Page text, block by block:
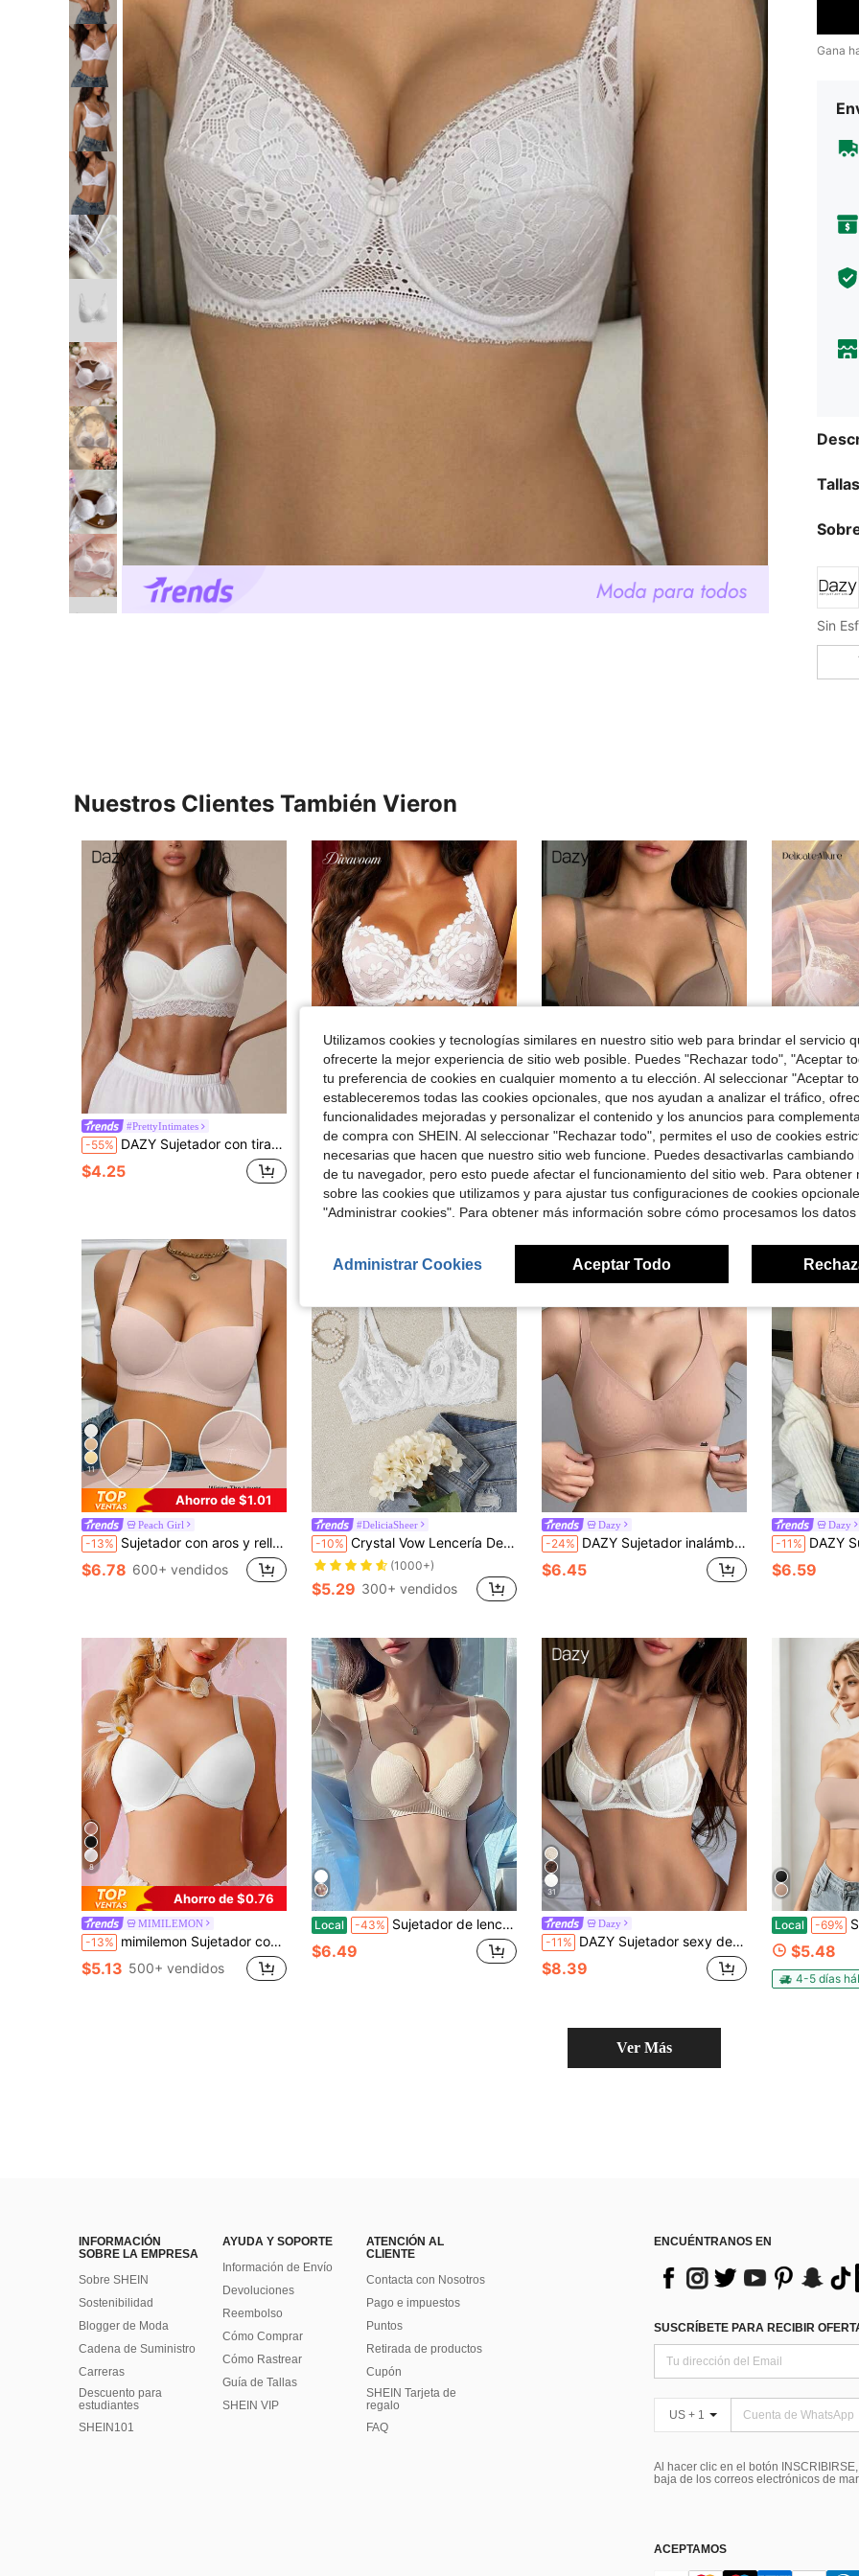
Gana
Nuestros Clientes También Vieron
#PrettyIntimates
-55% DAZY Sujetador con tirantes de espagueti ajustable, con encaje y parches, con un ligero efecto push-up para mujeres
$4.25
-11% Divavoom 1 pieza Sujetador romántico de encaje floral francés con aros, relleno y tirantes ajustables para mujer, para cita nocturna
$7.29 90+ vendidos
-10% DAZY Sujetador push-up super realzante para mujer, diseñado para copa pequeña con efecto de busto talla grande grande
$9.39
con cupón
15
-11% DelicateAllure
#4 Más
#4 Más
#4 Más
#4 Más
$5.89 400+
11
Ahorro de $1.01
Peach Girl
-13% Sujetador con aros y relleno push up para mujer Peach Girl - Realzador, levantador, con soporte lateral, sexy y cómodo, de moda y versátil, adecuado para vacaciones y uso diario
$6.78 600+ vendidos
#DeliciaSheer
-10% Crystal Vow Lencería De Sostén Floral De Encaje Transparente Con Soporte Y Aros
(1000+)
$5.29 300+ vendidos
Dazy
-24% DAZY Sujetador inalámbrico casual y cómodo con decoración de letras y sin rastros, lencería
$6.45
Dazy
-11% DAZY Sujetador con cierre delantero de encaje con aros - Diseño
$6.59
8
Ahorro de $0.76
MIMILEMON
-13% mimilemon Sujetador con aros para mujer - Realzador, de soporte, cómodo y elegante lencería esencial
$5.13 500+ vendidos
Local -43% Sujetador de lencería femenina sin costuras, grueso, para pechos pequeños, con efecto push-up, anticaída lateral, de una sola pieza.
$6.49
31
Dazy
-11% DAZY Sujetador sexy de mujer con malla, encaje en contraste, ligero y fino, con tirantes ajustables y relleno, lencería
$8.39
Local -69%
$5.48
4-5 días
Ver Más
INFORMACIÓN
SOBRE LA EMPRESA
Sobre SHEIN
Sostenibilidad
Blogger de Moda
Cadena de Suministro
Carreras
Descuento para
estudiantes
SHEIN101
AYUDA Y SOPORTE
Información de Envío
Devoluciones
Reembolso
Cómo Comprar
Cómo Rastrear
Guía de Tallas
SHEIN VIP
ATENCIÓN AL
CLIENTE
Contacta con Nosotros
Pago e impuestos
Puntos
Retirada de productos
Cupón
SHEIN Tarjeta de
regalo
FAQ
ENCUÉNTRANOS EN
SUSCRÍBETE PARA RECIBIR
US + 1
Al hacer clic en el botón
baja de los correos electrónicos de
ACEPTAMOS
Utilizamos cookies y tecnologías similares en nuestro sitio web para brindar el servicio
ofrecerte la mejor experiencia de sitio web posible. Puedes "Rechazar todo", "Aceptar
tu preferencia de cookies en cualquier momento a tu elección. Al seleccionar "Aceptar
estableceremos todas las cookies opcionales, que nos ayudan a analizar el tráfico,
funcionalidades mejoradas y personalizar el contenido y los anuncios para
de compra con SHEIN. Al seleccionar "Rechazar todo", permites el uso de cookies
necesarias que hacen que nuestro sitio web funcione. Puedes desactivarlas cambiando
de tu navegador, pero esto puede afectar el funcionamiento del sitio web. Para obtener
sobre las cookies que utilizamos y para ajustar tus configuraciones de cookies
"Administrar cookies". Para obtener más información sobre cómo procesamos los datos
Administrar Cookies Aceptar Todo